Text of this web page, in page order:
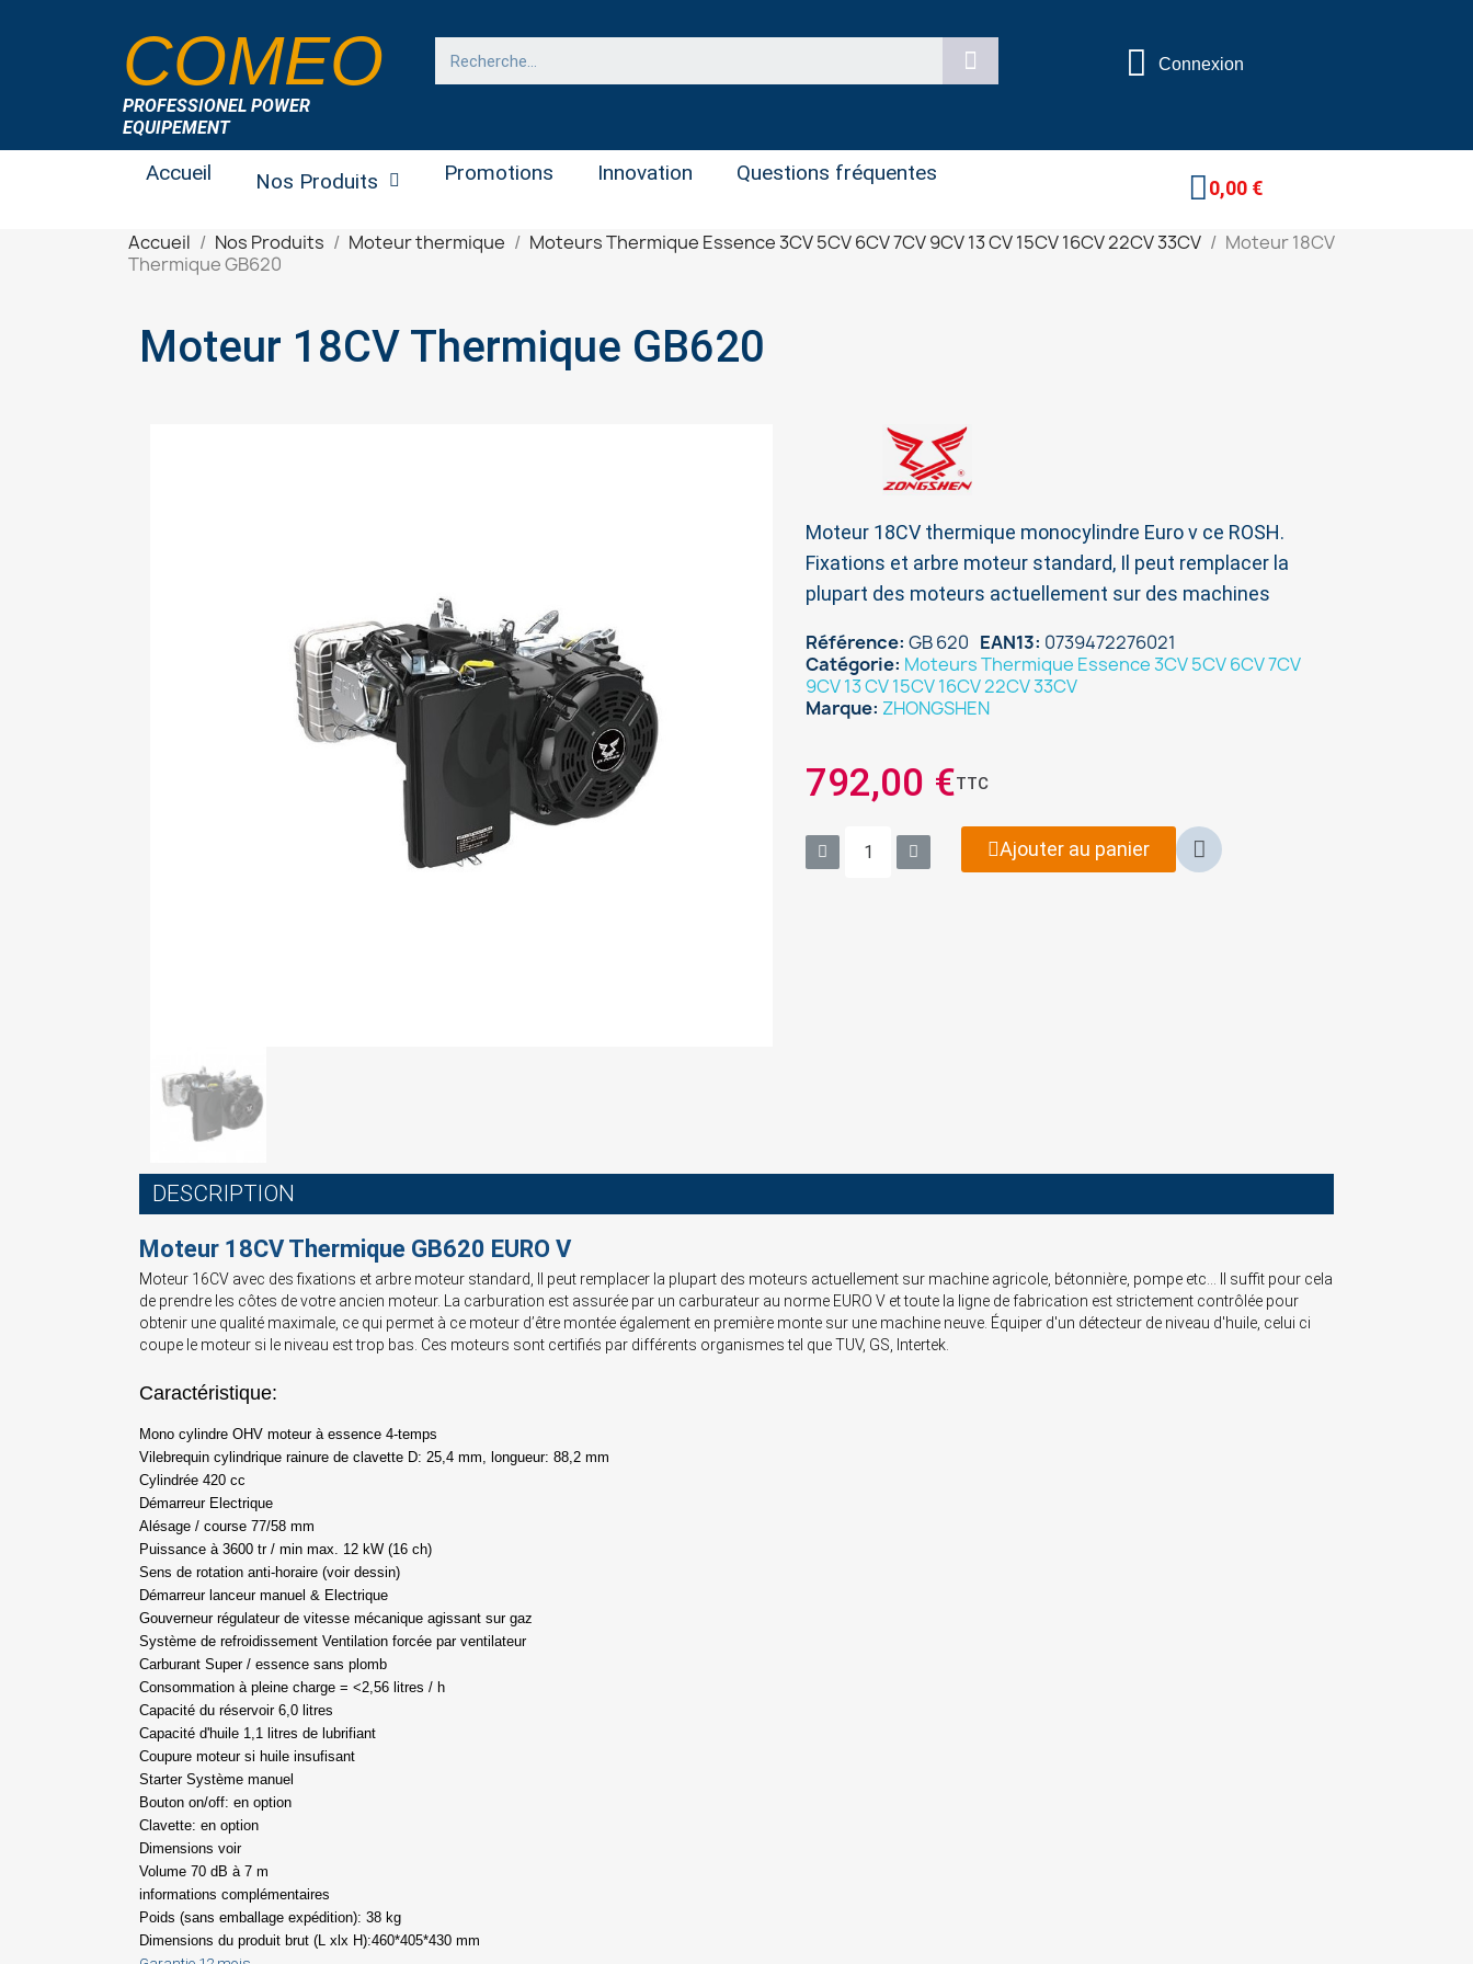
COMEO
PROFESSIONEL POWER
EQUIPEMENT
Connexion
Accueil Nos Produits Promotions Innovation Questions fréquentes
0,00 €
Accueil Nos Produits Moteur thermique Moteurs Thermique Essence 3CV 5CV 6CV 7CV 9CV 13 CV 15CV 16CV 22CV 33CV
Moteur 18CV
Thermique GB620
Moteur 18CV Thermique GB620
Moteur 18CV thermique monocylindre Euro v ce ROSH.
Fixations et arbre moteur standard, Il peut remplacer la
plupart des moteurs actuellement sur des machines
Référence GB 620 EAN13 0739472276021
Catégorie Moteurs Thermique Essence 3CV 5CV 6CV 7CV
9CV 13 CV 15CV 16CV 22CV 33CV
Marque ZHONGSHEN
792,00 €TTC
Ajouter au panier
DESCRIPTION
Moteur 18CV Thermique GB620 EURO V
Moteur 16CV avec des fixations et arbre moteur standard, Il peut remplacer la plupart des moteurs actuellement sur machine agricole, bétonnière, pompe etc... Il suffit pour cela
de prendre les côtes de votre ancien moteur. La carburation est assurée par un carburateur au norme EURO V et toute la ligne de fabrication est strictement contrôlée pour
obtenir une qualité maximale, ce qui permet à ce moteur d’être montée également en première monte sur une machine neuve. Équiper d'un détecteur de niveau d'huile, celui ci
coupe le moteur si le niveau est trop bas. Ces moteurs sont certifiés par différents organismes tel que TUV, GS, Intertek.
Caractéristique:
Mono cylindre OHV moteur à essence 4-temps
Vilebrequin cylindrique rainure de clavette D: 25,4 mm, longueur: 88,2 mm
Cylindrée 420 cc
Démarreur Electrique
Alésage / course 77/58 mm
Puissance à 3600 tr / min max. 12 kW (16 ch)
Sens de rotation anti-horaire (voir dessin)
Démarreur lanceur manuel & Electrique
Gouverneur régulateur de vitesse mécanique agissant sur gaz
Système de refroidissement Ventilation forcée par ventilateur
Carburant Super / essence sans plomb
Consommation à pleine charge = <2,56 litres / h
Capacité du réservoir 6,0 litres
Capacité d'huile 1,1 litres de lubrifiant
Coupure moteur si huile insufisant
Starter Système manuel
Bouton on/off: en option
Clavette: en option
Dimensions voir
Volume 70 dB à 7 m
informations complémentaires
Poids (sans emballage expédition): 38 kg
Dimensions du produit brut (L xlx H):460*405*430 mm